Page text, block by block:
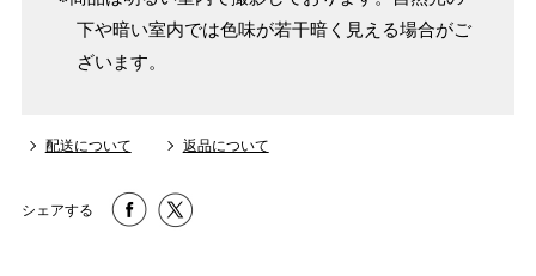
下や暗い室内では色味が若干暗く見える場合がご
ざいます。
配送について 返品について
シェアする